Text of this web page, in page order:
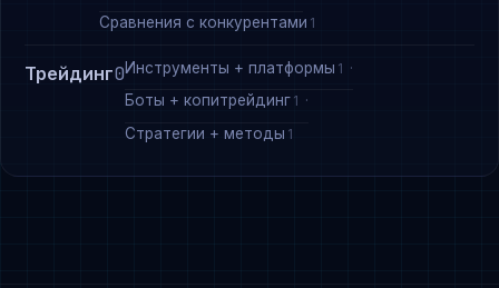
Сравнения с конкурентами 1
Трейдинг0Инструменты + платформы 1
Боты + копитрейдинг 1
Стратегии + методы 1